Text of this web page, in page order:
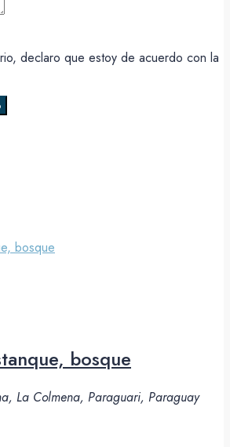
declaro que estoy de acuerdo con la
bosque
La Colmena, Paraguari, Paraguay